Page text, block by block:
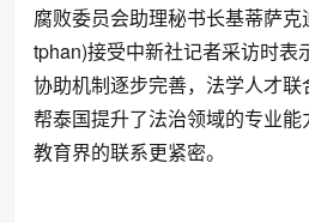
腐败委员会助理秘书长基蒂萨克
tphan)接受中新社记者采访时表
协助机制逐步完善，法学人才
帮泰国提升了法治领域的专业能
教育界的联系更紧密。